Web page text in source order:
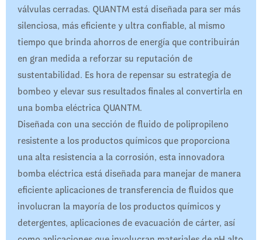
válvulas cerradas. QUANTM está diseñada para ser más
silenciosa, más eficiente y ultra confiable, al mismo
tiempo que brinda ahorros de energía que contribuirán
en gran medida a reforzar su reputación de
sustentabilidad. Es hora de repensar su estrategia de
bombeo y elevar sus resultados finales al convertirla en
una bomba eléctrica QUANTM.
Diseñada con una sección de fluido de polipropileno
resistente a los productos químicos que proporciona
una alta resistencia a la corrosión, esta innovadora
bomba eléctrica está diseñada para manejar de manera
eficiente aplicaciones de transferencia de fluidos que
involucran la mayoría de los productos químicos y
detergentes, aplicaciones de evacuación de cárter, así